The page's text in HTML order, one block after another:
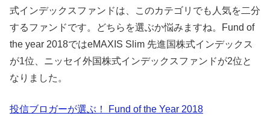
式インデックスファンドは、このカテゴリでも人気を二分
するファンドです。どちらを選ぶか悩みますね。Fund of
the year 2018ではeMAXIS Slim 先進国株式インデックス
が1位、ニッセイ外国株式インデックスファンドが2位と
なりました。
投信ブロガーが選ぶ！ Fund of the Year 2018